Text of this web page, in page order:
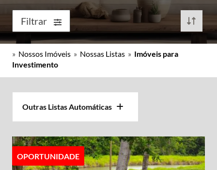
Filtrar
» Nossos Imóveis » Nossas Listas » Imóveis para
Investimento
Outras Listas Automáticas
OPORTUNIDADE